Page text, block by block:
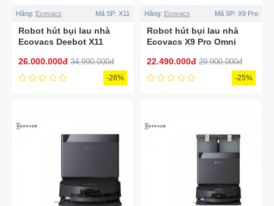
Hãng: Ecovacs Mã SP: X11
Robot hút bụi lau nhà
Ecovacs Deebot X11
26.000.000đ 34.990.000đ
-26%
Hãng: Ecovacs Mã SP: X9 Pro
Robot hút bụi lau nhà
Ecovacs X9 Pro Omni
22.490.000đ 29.900.000đ
-25%